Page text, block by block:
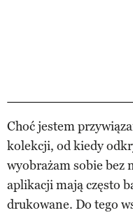
Choć jestem
kolekcji, od kiedy
wyobrażam sobie bez
aplikacji mają często
drukowane. Do tego